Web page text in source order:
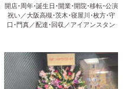
開店・周年・誕生日・開業・開院・移転・公演
祝い／大阪高槻・茨木・寝屋川・枚方・守
口・門真／配達・回収／アイアンスタン